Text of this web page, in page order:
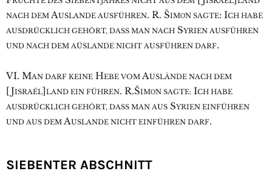
NACH DEM AUSLANDE AUSFÜHREN. R. ŠIMO͑N SAGTE: ICH HABE
AUSDRÜCKLICH GEHÖRT, DASS MAN NACH SYRIEN AUSFÜHREN
UND NACH DEM AÜSLANDE NICHT AUSFÜHREN DARF.
VI. MAN DARF KEINE HEBE VOM AUSLÄNDE NACH DEM
[JISRAÉL]LAND EIN FÜHREN. R.ŠIMO͑N SAGTE: ICH HABE
AUSDRÜCKLICH GEHÖRT, DASS MAN AUS SYRIEN EINFÜHREN
UND AUS DEM AUSLANDE NICHT EINFÜHREN DARF.
SIEBENTER ABSCHNITT